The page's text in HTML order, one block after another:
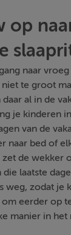
op
naar
niet te groot
al in de
je kinderen
van de
naar bed of
zet de wekker
die laatste
weg, zodat je
eerder op
manier in het